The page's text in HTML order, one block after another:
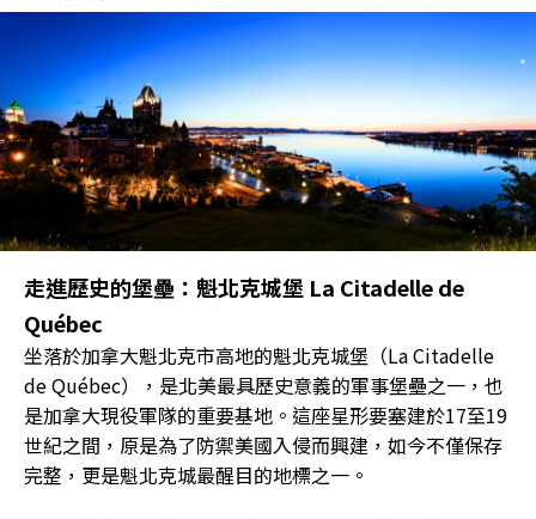
走進歷史的堡壘：魁北克城堡 La Citadelle de
Québec
坐落於加拿大魁北克市高地的魁北克城堡（La Citadelle
de Québec），是北美最具歷史意義的軍事堡壘之一，也
是加拿大現役軍隊的重要基地。這座星形要塞建於17至19
世紀之間，原是為了防禦美國入侵而興建，如今不僅保存
完整，更是魁北克城最醒目的地標之一。